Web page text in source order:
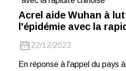
Acrel aide Wuhan à
l'épidémie avec la
22/12/2023
En réponse à l'appel du pays